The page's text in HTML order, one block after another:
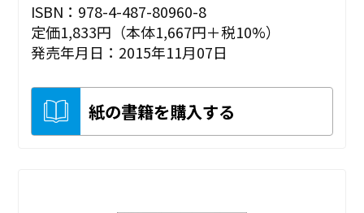
ISBN：978-4-487-80960-8
定価1,833円（本体1,667円＋税10%）
発売年月日：2015年11月07日
紙の書籍を購入する